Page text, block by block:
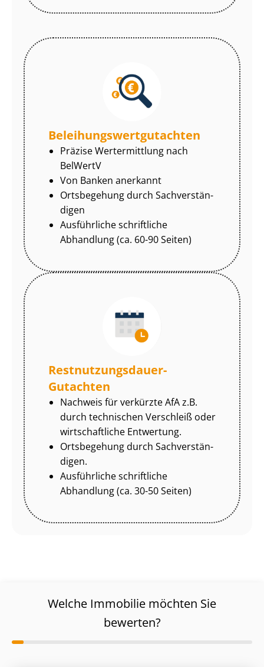
Be­lei­hungs­wert­gut­ach­ten
Präzise Wertermittlung nach
BelWertV
Von Banken anerkannt
Ortsbegehung durch Sach­ver­stän­
di­gen
Ausführliche schriftliche
Abhandlung (ca. 60-90 Seiten)
Rest­nut­zungs­dau­er-
Gutachten
Nachweis für verkürzte AfA z.B.
durch technischen Verschleiß oder
wirtschaftliche Entwertung.
Ortsbegehung durch Sach­ver­stän­
di­gen.
Ausführliche schriftliche
Abhandlung (ca. 30-50 Seiten)
Welche Immobilie möchten Sie
bewerten?